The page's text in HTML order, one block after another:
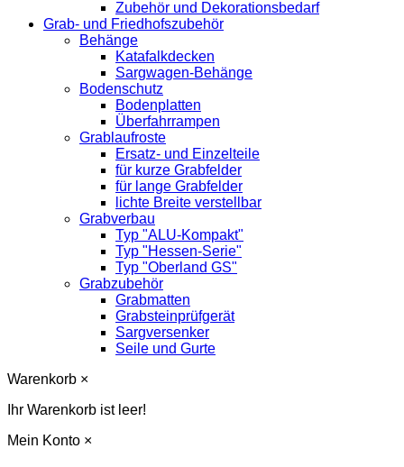
Zubehör und Dekorationsbedarf
Grab- und Friedhofszubehör
Behänge
Katafalkdecken
Sargwagen-Behänge
Bodenschutz
Bodenplatten
Überfahrrampen
Grablaufroste
Ersatz- und Einzelteile
für kurze Grabfelder
für lange Grabfelder
lichte Breite verstellbar
Grabverbau
Typ "ALU-Kompakt"
Typ "Hessen-Serie"
Typ "Oberland GS"
Grabzubehör
Grabmatten
Grabsteinprüfgerät
Sargversenker
Seile und Gurte
Warenkorb ×
Ihr Warenkorb ist leer!
Mein Konto ×